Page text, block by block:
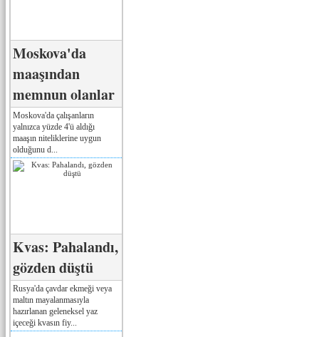
Moskova'da
maaşından
memnun olanlar
Moskova'da çalışanların
yalnızca yüzde 4'ü aldığı
maaşın niteliklerine uygun
olduğunu d...
Kvas: Pahalandı,
gözden düştü
Rusya'da çavdar ekmeği veya
maltın mayalanmasıyla
hazırlanan geleneksel yaz
içeceği kvasın fiy...